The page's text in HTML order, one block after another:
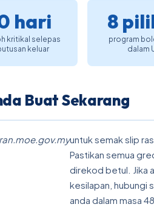
hari
kritikal selepas
keluar
8
program
dalam
Buat Sekarang
untuk semak slip
Pastikan semua
direkod betul. Jika
kesilapan, hubungi
anda dalam masa 48